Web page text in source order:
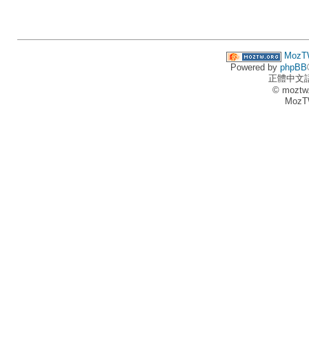
Powered by phpBB
正體中文
©